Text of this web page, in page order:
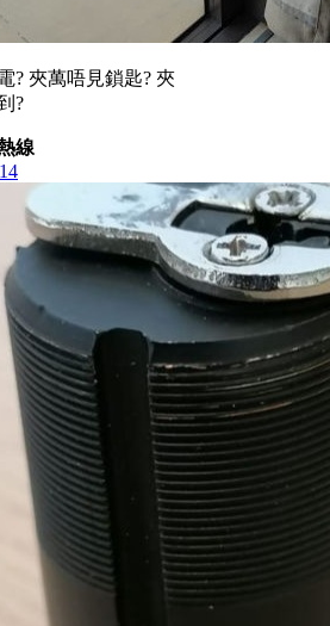
? 夾萬唔見鎖匙? 夾
?
線